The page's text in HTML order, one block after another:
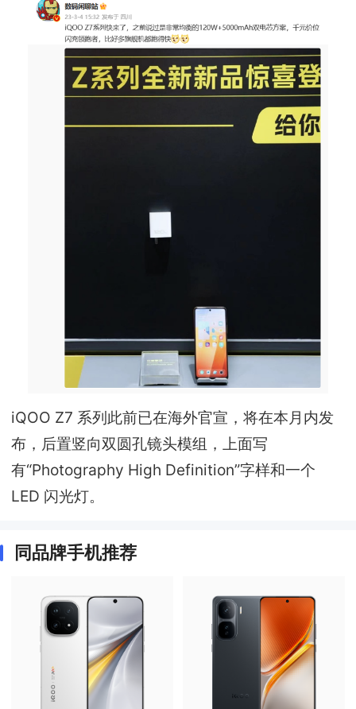
iQOO Z7 系列此前已在海外官宣，将在本月内发
布，后置竖向双圆孔镜头模组，上面写
有“Photography High Definition”字样和一个
LED 闪光灯。
同品牌手机推荐